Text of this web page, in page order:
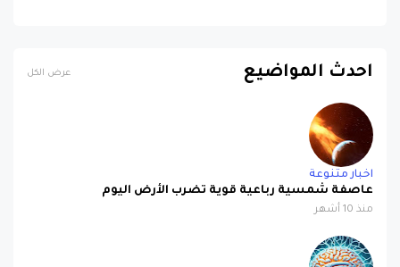
احدث المواضيع عرض الكل
اخبار متنوعة
عاصفة شمسية رباعية قوية تضرب الأرض اليوم
منذ 10 أشهر